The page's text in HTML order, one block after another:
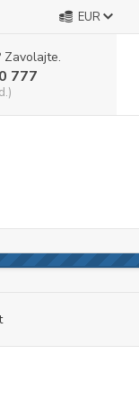
EUR
Zavolajte.
777